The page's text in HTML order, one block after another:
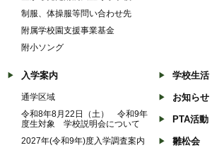
制服、体操服等問い合わせ先
附属学校園支援事業基金
附小ソング
入学案内
通学区域
令和8年8月22日（土） 令和9年
度生対象 学校説明会について
2027年(令和9年)度入学調査案内
学校生活
お知らせ
PTA活動
雛松会